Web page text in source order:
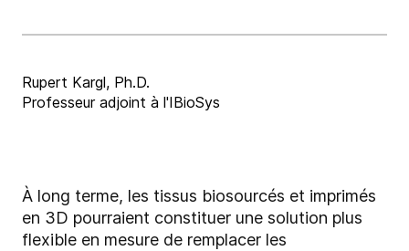
Rupert Kargl, Ph.D.
Professeur adjoint à l'IBioSys
À long terme, les tissus biosourcés et imprimés
en 3D pourraient constituer une solution plus
flexible en mesure de remplacer les